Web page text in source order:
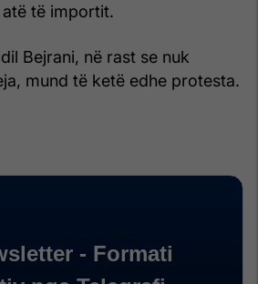
të importit.
Bejrani, në rast se nuk
mund të ketë edhe protesta.